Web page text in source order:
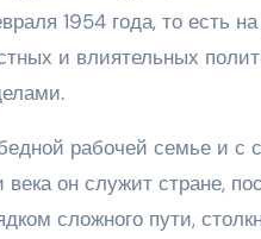
1954 года, то есть
и влиятельных
рабочей семье и
века он служит стране,
сложного пути,